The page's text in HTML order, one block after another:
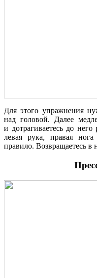
Для этого упражнения
над головой. Далее
и дотрагиваетесь до
левая рука, правая
правило. Возвращаетесь в